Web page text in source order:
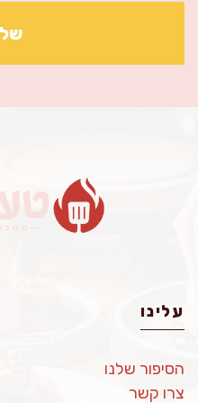
עלינו
הסיפור שלנו
צרו קשר